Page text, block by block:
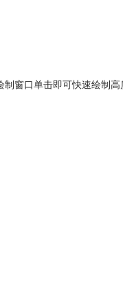
制窗口单击即可快速绘制